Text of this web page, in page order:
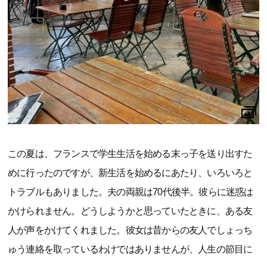
この夏は、フランスで学生生活を始める末っ子を送り出すた
めに行ったのですが、新生活を始めるにあたり、いろいろと
トラブルもありました。夫の両親は70代後半。彼らに迷惑は
かけられません。どうしようかと思っていたときに、ある友
人が声をかけてくれました。彼女は昔からの友人でしょっち
ゅう連絡を取っているわけではありませんが、人生の節目に